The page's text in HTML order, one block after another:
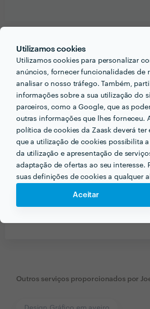
Utilizamos cookies
Utilizamos cookies para personalizar
anúncios, fornecer funcionalidades de
analisar o nosso tráfego. Também,
informações sobre a sua utilização do
parceiros, como a Google, que as
outras informações que lhes forneceu.
política de cookies da Zaask deverá ter
que a utilização de cookies possibilita
da utilização e apresentação de
adaptação de ofertas ao seu interesse.
suas definições de cookies a qualquer
Aceitar
PORTEFÓLIO
Receba várias propostas de
Outros serviços proporcionados por